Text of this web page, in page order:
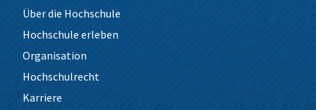
Über die Hochschule
Hochschule erleben
Organisation
Hochschulrecht
Karriere